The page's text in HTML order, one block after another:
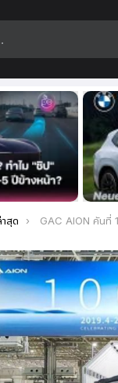
สุด GAC AION คันที่ 1,000,000 ออกจากสายการผลิต